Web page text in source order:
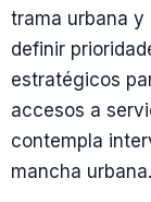
trama urbana y
definir
estratégicos
accesos a
contempla
mancha urbana.